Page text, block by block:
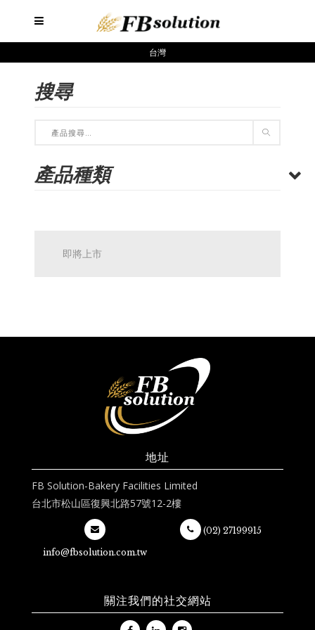
台灣
搜尋
產品種類
即將上市
地址
FB Solution-Bakery Facilities Limited
台北市松山區復興北路57號12-2樓
info@fbsolution.com.tw
(02) 27199915
關注我們的社交網站